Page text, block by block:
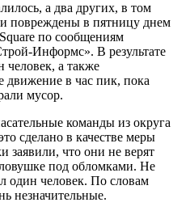
а два других, в том
повреждены в пятницу днем
по сообщениям
Информс». В результате
человек, а также
движение в час пик, пока
мусор.
команды из округа
сделано в качестве меры
заявили, что они не верят
под обломками. Не
один человек. По словам
незначительные.